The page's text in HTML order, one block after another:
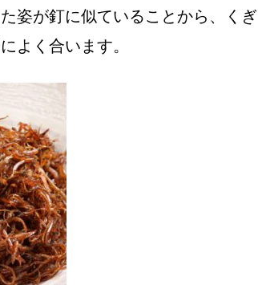
姿が釘に似ていることから、くぎ
よく合います。